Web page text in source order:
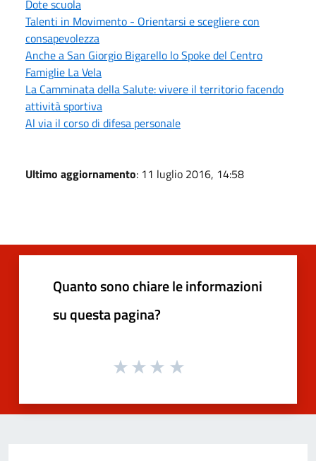
Dote scuola
Talenti in Movimento - Orientarsi e scegliere con
consapevolezza
Anche a San Giorgio Bigarello lo Spoke del Centro
Famiglie La Vela
La Camminata della Salute: vivere il territorio facendo
attività sportiva
Al via il corso di difesa personale
Ultimo aggiornamento: 11 luglio 2016, 14:58
Quanto sono chiare le informazioni
su questa pagina?